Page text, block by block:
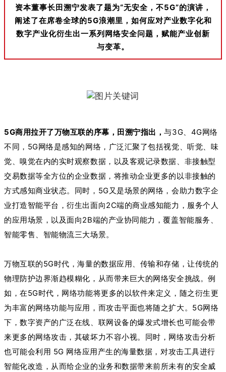
资本董事长田溯宁发表了题为“无安全，不5G”的演讲，
阐述了在席卷全球的5G浪潮里，如何应对产业数字化和
数字产业化衍生出一系列网络安全问题，赋能产业创新
与变革。
5G商用拉开了万物互联的序幕，田溯宁指出，与3G、4G网络
不同，5G网络是感知的网络，广泛汇聚了包括视觉、听觉、味
觉、嗅觉在内的实时观察数据，以及客观记录数据、非接触型
交易数据等全方位的企业数据，将推动企业更多的以非接触的
方式感知商业状态。同时，5G又是场景的网络，会助力数字企
业打造智能平台，衍生出面向2C端的商业感知能力，服务个人
的应用场景，以及面向2B端的产业协同能力，覆盖智能服务、
智能零售、智能物流三大场景。
万物互联的5G时代，海量的数据应用、传输和存储，让传统的
物理防护边界渐趋模糊化，从而带来巨大的网络安全挑战。例
如，在5G时代，网络功能将更多的以软件来定义，随之衍生更
为丰富的网络功能与应用，而攻击平面也将随之扩大。5G网络
下，数字资产的广泛在线、联网设备的爆发式增长也可能会带
来更多的网络攻击，其破坏力不容小视。同时，网络攻击分析
也可能会利用 5G 网络应用产生的海量数据，对攻击工具进行
智能化改造，从而给企业的业务和数据带来前所未有的安全威